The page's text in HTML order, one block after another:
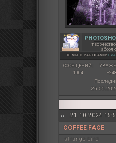
ТЕМЫ С РАБОТАМИ:
СООБЩЕНИЙ:
1004
21.10.2024
COFFEE FACE
strange bird